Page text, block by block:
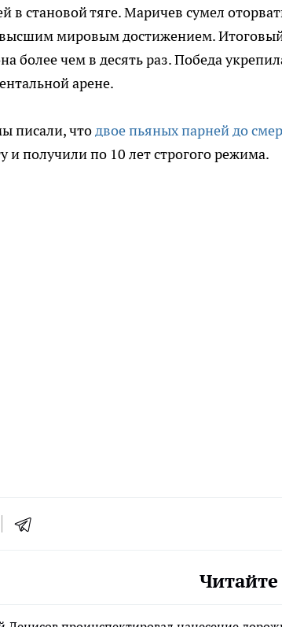
в становой тяге. Маричев сумел
мировым достижением. Итоговый
более чем в десять раз. Победа
арене.
писали, чтодвое пьяных парней до
и получили по 10 лет строгого режима.